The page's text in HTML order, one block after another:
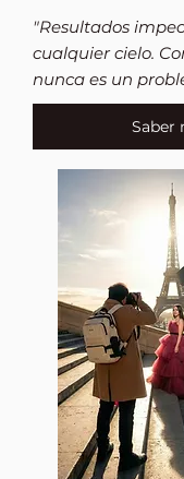
"Resultados
cualquier cielo.
nunca es un
Saber